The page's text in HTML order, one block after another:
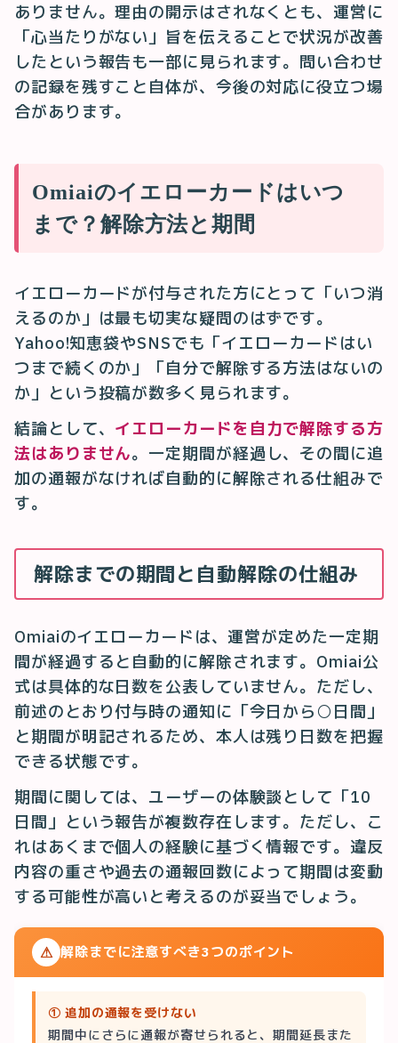
ありません。理由の開示はされなくとも、運営に
「心当たりがない」旨を伝えることで状況が改善
したという報告も一部に見られます。問い合わせ
の記録を残すこと自体が、今後の対応に役立つ場
合があります。
Omiaiのイエローカードはいつ
まで？解除方法と期間
イエローカードが付与された方にとって「いつ消
えるのか」は最も切実な疑問のはずです。
Yahoo!知恵袋やSNSでも「イエローカードはい
つまで続くのか」「自分で解除する方法はないの
か」という投稿が数多く見られます。
結論として、 イエローカードを自力で解除する方
法はありません。一定期間が経過し、その間に追
加の通報がなければ自動的に解除される仕組みで
す。
解除までの期間と自動解除の仕組み
Omiaiのイエローカードは、運営が定めた一定期
間が経過すると自動的に解除されます。Omiai公
式は具体的な日数を公表していません。ただし、
前述のとおり付与時の通知に「今日から○日間」
と期間が明記されるため、本人は残り日数を把握
できる状態です。
期間に関しては、ユーザーの体験談として「10
日間」という報告が複数存在します。ただし、こ
れはあくまで個人の経験に基づく情報です。違反
内容の重さや過去の通報回数によって期間は変動
する可能性が高いと考えるのが妥当でしょう。
⚠ 解除までに注意すべき3つのポイント
① 追加の通報を受けない
期間中にさらに通報が寄せられると、期間延長また